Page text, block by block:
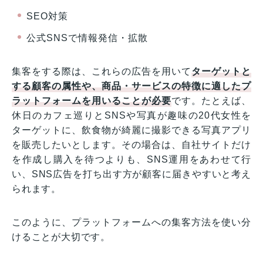
SEO対策
公式SNSで情報発信・拡散
集客をする際は、これらの広告を用いてターゲットと
する顧客の属性や、商品・サービスの特徴に適したプ
ラットフォームを用いることが必要です。たとえば、
休日のカフェ巡りとSNSや写真が趣味の20代女性を
ターゲットに、飲食物が綺麗に撮影できる写真アプリ
を販売したいとします。その場合は、自社サイトだけ
を作成し購入を待つよりも、SNS運用をあわせて行
い、SNS広告を打ち出す方が顧客に届きやすいと考え
られます。
このように、プラットフォームへの集客方法を使い分
けることが大切です。